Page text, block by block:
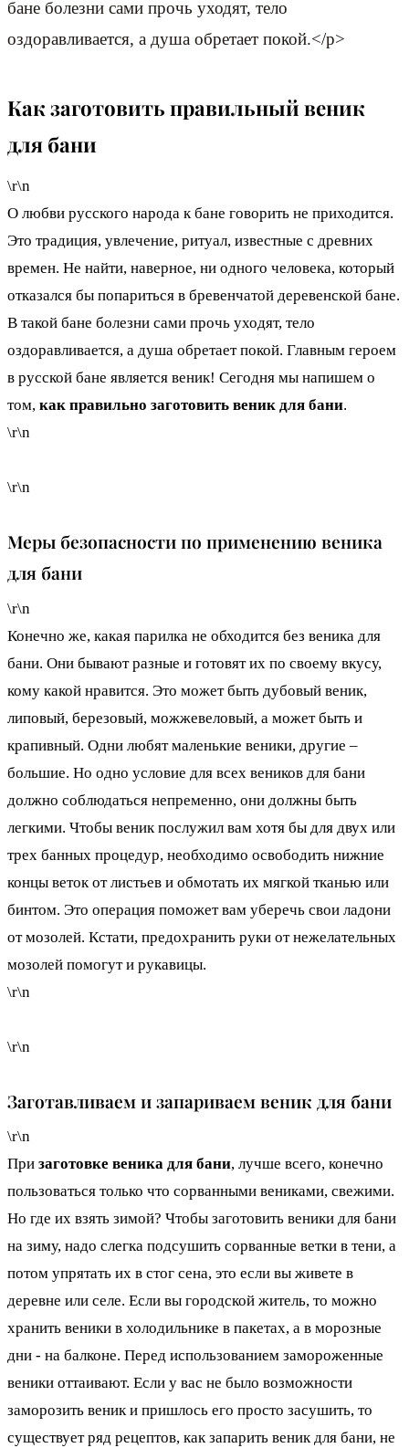
бане болезни сами прочь уходят, тело
оздоравливается, а душа обретает покой.</p>
Как заготовить правильный веник
для бани
\r\n
О любви русского народа к бане говорить не приходится.
Это традиция, увлечение, ритуал, известные с древних
времен. Не найти, наверное, ни одного человека, который
отказался бы попариться в бревенчатой деревенской бане.
В такой бане болезни сами прочь уходят, тело
оздоравливается, а душа обретает покой. Главным героем
в русской бане является веник! Сегодня мы напишем о
том, как правильно заготовить веник для бани.
\r\n
\r\n
Меры безопасности по применению веника
для бани
\r\n
Конечно же, какая парилка не обходится без веника для
бани. Они бывают разные и готовят их по своему вкусу,
кому какой нравится. Это может быть дубовый веник,
липовый, березовый, можжевеловый, а может быть и
крапивный. Одни любят маленькие веники, другие –
большие. Но одно условие для всех веников для бани
должно соблюдаться непременно, они должны быть
легкими. Чтобы веник послужил вам хотя бы для двух или
трех банных процедур, необходимо освободить нижние
концы веток от листьев и обмотать их мягкой тканью или
бинтом. Это операция поможет вам уберечь свои ладони
от мозолей. Кстати, предохранить руки от нежелательных
мозолей помогут и рукавицы.
\r\n
\r\n
Заготавливаем и запариваем веник для бани
\r\n
При заготовке веника для бани, лучше всего, конечно
пользоваться только что сорванными вениками, свежими.
Но где их взять зимой? Чтобы заготовить веники для бани
на зиму, надо слегка подсушить сорванные ветки в тени, а
потом упрятать их в стог сена, это если вы живете в
деревне или селе. Если вы городской житель, то можно
хранить веники в холодильнике в пакетах, а в морозные
дни - на балконе. Перед использованием замороженные
веники оттаивают. Если у вас не было возможности
заморозить веник и пришлось его просто засушить, то
существует ряд рецептов, как запарить веник для бани, не